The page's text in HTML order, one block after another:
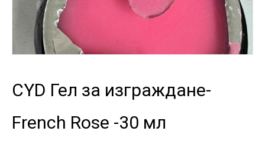
CYD Гел за изграждане-
French Rose -30 мл